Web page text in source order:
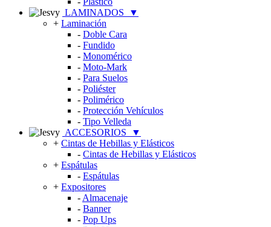
LAMINADOS
▼
+ Laminación
- Doble Cara
- Fundido
- Monomérico
- Moto-Mark
- Para Suelos
- Poliéster
- Polimérico
- Protección Vehículos
- Tipo Velleda
ACCESORIOS
▼
+ Cintas de Hebillas y Elásticos
- Cintas de Hebillas y Elásticos
+ Espátulas
- Espátulas
+ Expositores
- Almacenaje
- Banner
- Pop Ups